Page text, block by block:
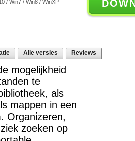
/ Win7 / Win8 / WinXP
Alle versies Reviews
mogelijkheid
te
als
mappen in een
Organizeren,
zoeken op